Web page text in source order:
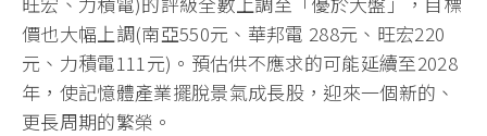
價也大幅上調(南亞550元、華邦電 288元、旺宏220
元、力積電111元)。預估供不應求的可能延續至2028
年，使記憶體產業擺脫景氣成長股，迎來一個新的、
更長周期的繁榮。